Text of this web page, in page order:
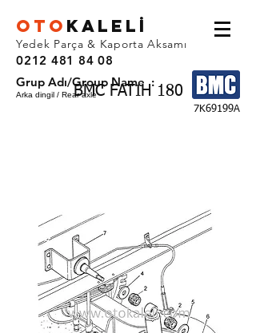
OTO KALEL İ
Yedek Parça & Kaporta Aksamı
0212 481 84 08
BMC FATIH 180
Grup Adı/Group Name :
Arka dingil / Rear axle
7K69199A